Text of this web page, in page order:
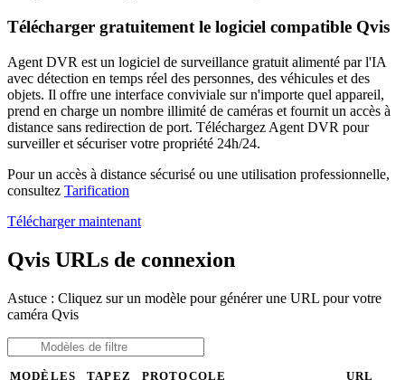
Télécharger gratuitement le logiciel compatible Qvis
Agent DVR est un logiciel de surveillance gratuit alimenté par l'IA
avec détection en temps réel des personnes, des véhicules et des
objets. Il offre une interface conviviale sur n'importe quel appareil,
prend en charge un nombre illimité de caméras et fournit un accès à
distance sans redirection de port. Téléchargez Agent DVR pour
surveiller et sécuriser votre propriété 24h/24.
Pour un accès à distance sécurisé ou une utilisation professionnelle,
consultez Tarification
Télécharger maintenant
Qvis URLs de connexion
Astuce : Cliquez sur un modèle pour générer une URL pour votre
caméra Qvis
MODÈLES TAPEZ PROTOCOLE URL